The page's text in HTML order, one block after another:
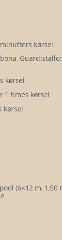
kørsel
kørsel
1 times kørsel
kørsel
(6×12 m, 1,50